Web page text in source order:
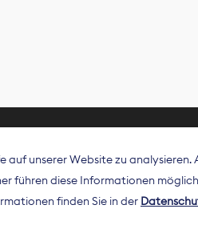
als
in
unserer Website zu analysieren.
führen diese Informationen
finden Sie in der